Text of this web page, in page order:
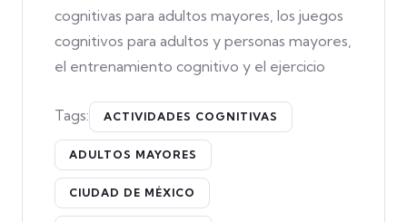
cognitivas para adultos mayores, los juegos
cognitivos para adultos y personas mayores,
el entrenamiento cognitivo y el ejercicio
Tags: ACTIVIDADES COGNITIVAS
ADULTOS MAYORES
CIUDAD DE MÉXICO